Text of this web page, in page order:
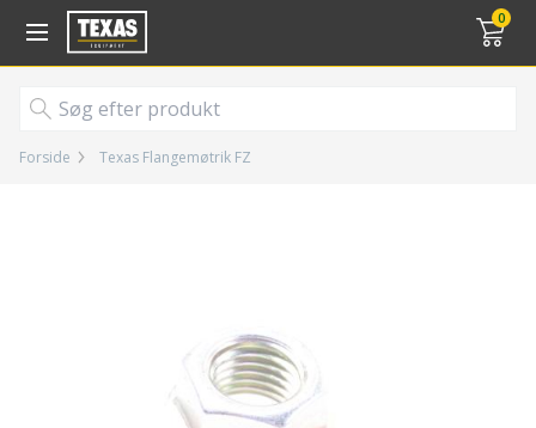
0
Gå til kurv (
Forside Texas Flangemøtrik FZ